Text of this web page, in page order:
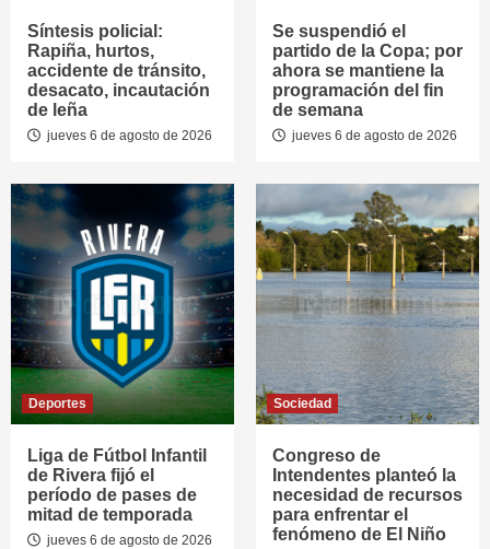
Síntesis policial:
Rapiña, hurtos,
accidente de tránsito,
desacato, incautación
de leña
jueves 6 de agosto de 2026
Se suspendió el
partido de la Copa; por
ahora se mantiene la
programación del fin
de semana
jueves 6 de agosto de 2026
Deportes
Liga de Fútbol Infantil
de Rivera fijó el
período de pases de
mitad de temporada
jueves 6 de agosto de 2026
Sociedad
Congreso de
Intendentes planteó la
necesidad de recursos
para enfrentar el
fenómeno de El Niño